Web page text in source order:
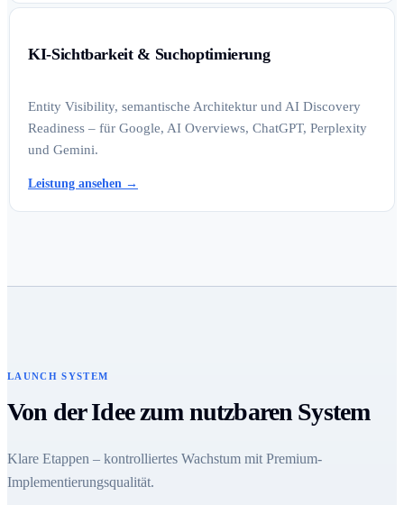
KI-Sichtbarkeit & Suchoptimierung
Entity Visibility, semantische Architektur und AI Discovery
Readiness – für Google, AI Overviews, ChatGPT, Perplexity
und Gemini.
Leistung ansehen →
LAUNCH SYSTEM
Von der Idee zum nutzbaren System
Klare Etappen – kontrolliertes Wachstum mit Premium-
Implementierungsqualität.